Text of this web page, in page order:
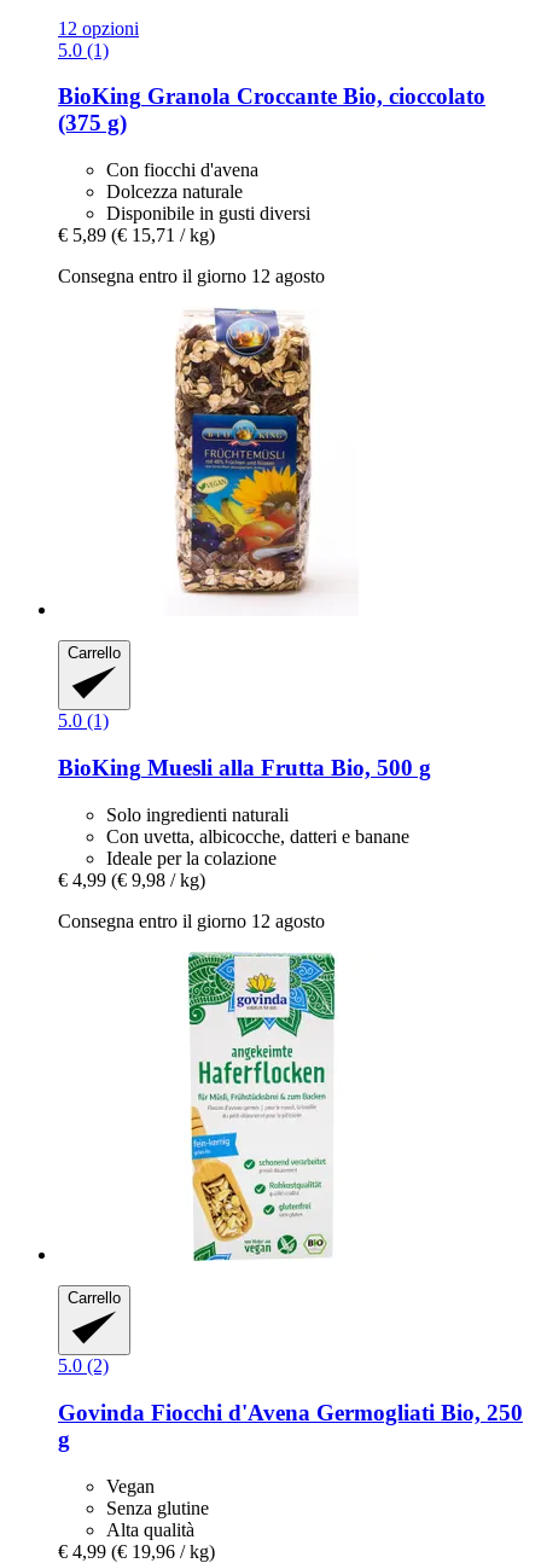
12 opzioni
5.0 (1)
BioKing Granola Croccante Bio, cioccolato
(375 g)
Con fiocchi d'avena
Dolcezza naturale
Disponibile in gusti diversi
€ 5,89 (€ 15,71 / kg)
Consegna entro il giorno 12 agosto
Carrello
5.0 (1)
BioKing Muesli alla Frutta Bio, 500 g
Solo ingredienti naturali
Con uvetta, albicocche, datteri e banane
Ideale per la colazione
€ 4,99 (€ 9,98 / kg)
Consegna entro il giorno 12 agosto
Carrello
5.0 (2)
Govinda Fiocchi d'Avena Germogliati Bio, 250
g
Vegan
Senza glutine
Alta qualità
€ 4,99 (€ 19,96 / kg)